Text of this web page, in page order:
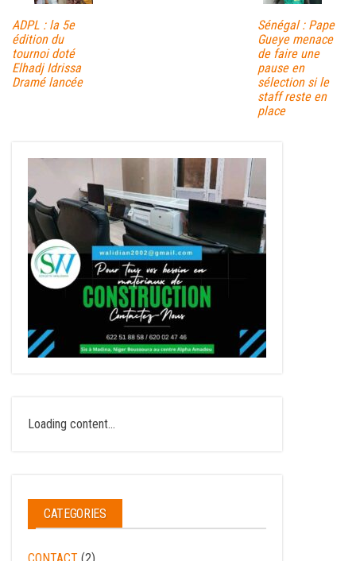
ADPL : la 5e
édition du
tournoi doté
Elhadj Idrissa
Dramé lancée
Sénégal : Pape
Gueye menace
de faire une
pause en
sélection si le
staff reste en
place
Loading content...
CATEGORIES